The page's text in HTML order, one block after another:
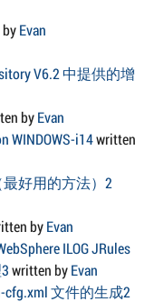
Evan
V6.2 中提供的增
byEvan
WINDOWS-i14written
最好用的方法）2
byEvan
ILOG JRules
written byEvan
cfg.xml 文件的生成2